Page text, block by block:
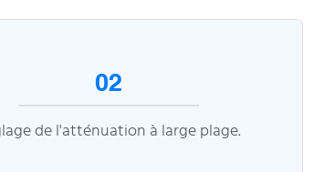
02
de l'atténuation à large plage.